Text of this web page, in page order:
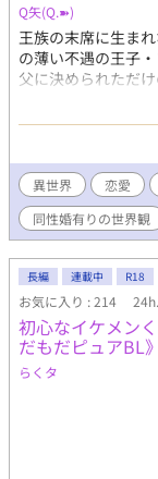
Q矢(Q.➽)
王族の末席に生ま
の薄い不遇の王子
父に決められただ
ある時、他国の王
ドリックとの婚約
を結ぼうではない
かそれに抵抗する
さし、フラウは自
ばせながらにフラ
あ使えるスキルだ
王宮から姿を消し
でください。』 と
かけていたけれど
ラウと、フラウと
婚約、一目惚れし
まったり更新です。
異世界 恋愛
同性婚有りの世界観
長編 連載中 R18
お気に入り : 214
初心なイケメン
だもだピュアBL》
らくタ